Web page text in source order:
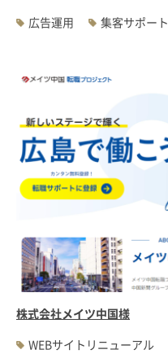
広告運用
集客サポート
株式会社メイツ中国様
WEBサイトリニューアル